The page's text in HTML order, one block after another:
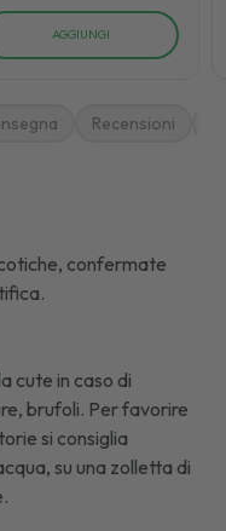
AGGIUNGI
Recensioni
confermate
cute in caso di
brufoli. Per favorire
si consiglia
su una zolletta di